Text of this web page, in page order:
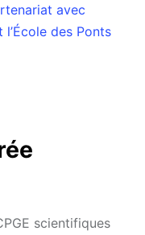
avec
l’École des Ponts
scientifiques